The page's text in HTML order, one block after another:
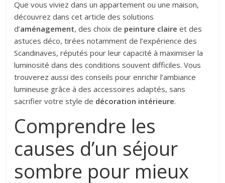
Que vous viviez dans un appartement ou une maison,
découvrez dans cet article des solutions
d’aménagement, des choix de peinture claire et des
astuces déco, tirées notamment de l’expérience des
Scandinaves, réputés pour leur capacité à maximiser la
luminosité dans des conditions souvent difficiles. Vous
trouverez aussi des conseils pour enrichir l’ambiance
lumineuse grâce à des accessoires adaptés, sans
sacrifier votre style de décoration intérieure.
Comprendre les
causes d’un séjour
sombre pour mieux